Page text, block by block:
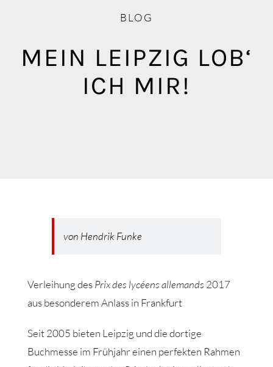
BLOG
MEIN LEIPZIG LOB‘
ICH MIR!
von Hendrik Funke
Verleihung desPrix des lycéens allemands 2017
aus besonderem Anlass in Frankfurt
Seit 2005 bieten Leipzig und die dortige
Buchmesse im Frühjahr einen perfekten Rahmen